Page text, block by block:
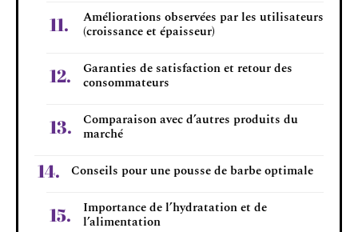
Améliorations observées par les utilisateurs
(croissance et épaisseur)
Garanties de satisfaction et retour des
consommateurs
Comparaison avec d’autres produits du
marché
Conseils pour une pousse de barbe optimale
Importance de l’hydratation et de
l’alimentation